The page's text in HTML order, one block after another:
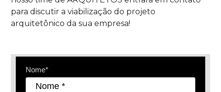
para discutir a viabilização do projeto
arquitetônico da sua empresa!
Nome*